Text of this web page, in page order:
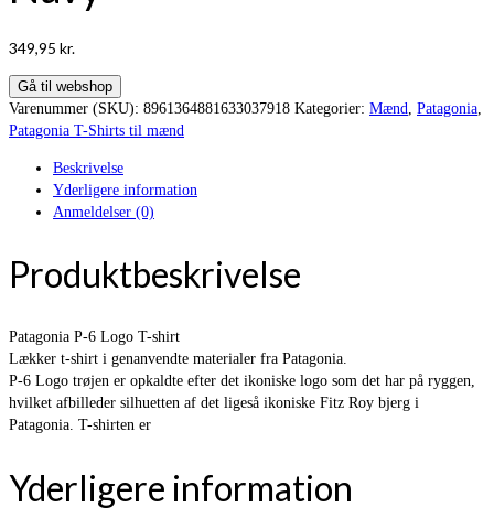
349,95 kr.
Gå til webshop
Varenummer (SKU): 8961364881633037918 Kategorier: Mænd Patagonia
Patagonia T-Shirts til mænd
Beskrivelse
Yderligere information
Anmeldelser (0)
Produktbeskrivelse
Patagonia P-6 Logo T-shirt
Lækker t-shirt i genanvendte materialer fra Patagonia.
P-6 Logo trøjen er opkaldte efter det ikoniske logo som det har på ryggen,
hvilket afbilleder silhuetten af det ligeså ikoniske Fitz Roy bjerg i
Patagonia. T-shirten er
Yderligere information